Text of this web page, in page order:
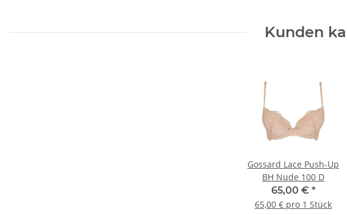
Kunden
Gossard Lace Push-Up
BH Nude 100 D
65,00 € *
65,00 € pro 1 Stück